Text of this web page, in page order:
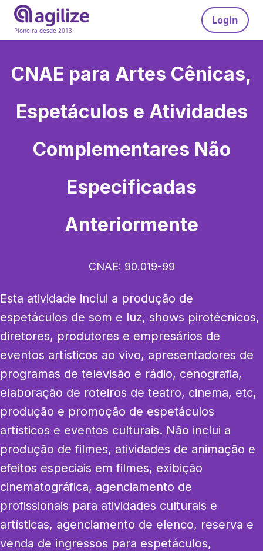
Pioneira desde 2013
Login
CNAE para Artes Cênicas,
Espetáculos e Atividades
Complementares Não
Especificadas
Anteriormente
CNAE: 90.019-99
Esta atividade inclui a produção de
espetáculos de som e luz, shows pirotécnicos,
diretores, produtores e empresários de
eventos artísticos ao vivo, apresentadores de
programas de televisão e rádio, cenografia,
elaboração de roteiros de teatro, cinema, etc,
produção e promoção de espetáculos
artísticos e eventos culturais. Não inclui a
produção de filmes, atividades de animação e
efeitos especiais em filmes, exibição
cinematográfica, agenciamento de
profissionais para atividades culturais e
artísticas, agenciamento de elenco, reserva e
venda de ingressos para espetáculos,